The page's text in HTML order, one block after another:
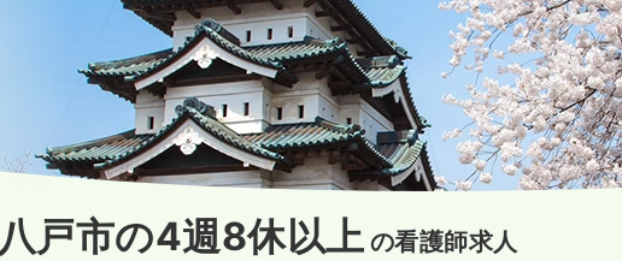
八戸市の4週8休以上 の看護師求人